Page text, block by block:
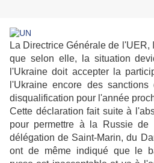
La Directrice Générale de
que selon elle, la situation
l'Ukraine doit accepter la
l'Ukraine encore des
disqualification pour l'année
Cette déclaration fait suite à
pour permettre à la Russie de
délégation de Saint-Marin, du
ont de même indiqué que le